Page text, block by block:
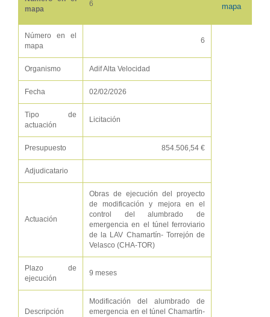
mapa
6
mapa
Número en el
mapa
6
Organismo Adif Alta Velocidad
Fecha 02/02/2026
Tipo de
actuación
Licitación
Presupuesto 854.506,54 €
Adjudicatario
Actuación
Obras de ejecución del proyecto
de modificación y mejora en el
control del alumbrado de
emergencia en el túnel ferroviario
de la LAV Chamartín- Torrejón de
Velasco (CHA-TOR)
Plazo de
ejecución
9 meses
Descripción
Modificación del alumbrado de
emergencia en el túnel Chamartín-